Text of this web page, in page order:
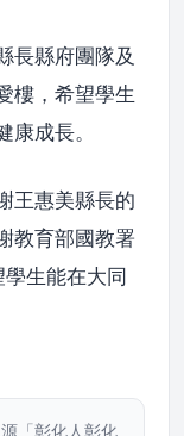
長縣府團隊及
樓，希望學生
成長。
王惠美縣長的
教育部國教署
生能在大同
「彰化人彰化